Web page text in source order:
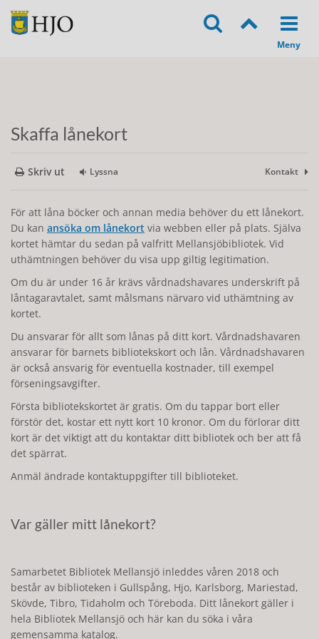
Skaffa lånekort
Skriv ut Lyssna Kontakt
För att låna böcker och annan media behöver du ett lånekort.
Du kan ansöka om lånekort via webben eller på plats. Själva
kortet hämtar du sedan på valfritt Mellansjöbibliotek. Vid
uthämtningen behöver du visa upp giltig legitimation.
Om du är under 16 år krävs vårdnadshavares underskrift på
låntagaravtalet, samt målsmans närvaro vid uthämtning av
kortet.
Du ansvarar för allt som lånas på ditt kort. Vårdnadshavaren
ansvarar för barnets bibliotekskort och lån. Vårdnadshavaren
är också ansvarig för eventuella kostnader, till exempel
förseningsavgifter.
Första bibliotekskortet är gratis. Om du tappar bort eller
förstör det, kostar ett nytt kort 10 kronor. Om du förlorar ditt
kort är det viktigt att du kontaktar ditt bibliotek och ber att få
det spärrat.
Anmäl ändrade kontaktuppgifter till biblioteket.
Var gäller mitt lånekort?
Samarbetet Bibliotek Mellansjö inleddes våren 2018 och
består av biblioteken i Gullspång, Hjo, Karlsborg, Mariestad,
Skövde, Tibro, Tidaholm och Töreboda. Ditt lånekort gäller i
hela Bibliotek Mellansjö och här kan du söka i våra
gemensamma katalog.